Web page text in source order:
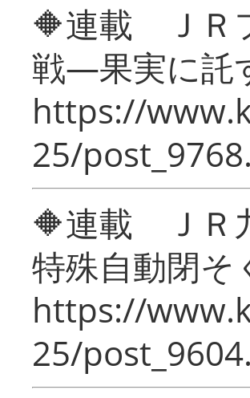
🔶連載 ＪＲ
戦―果実に託
https://
25/
🔶連載 ＪＲ
特殊自動閉そ
https://
25/